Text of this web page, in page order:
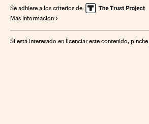
Comercio
Se adhiere a los criterios de
Más información
Si está interesado en licenciar este contenido, pinche